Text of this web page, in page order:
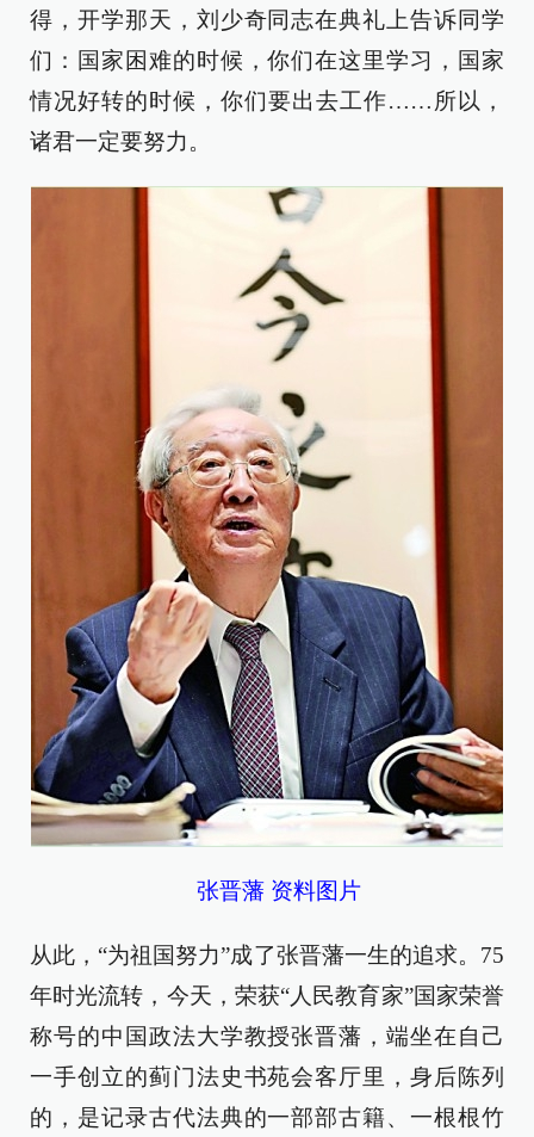
得，开学那天，刘少奇同志在典礼上告诉同学
们：国家困难的时候，你们在这里学习，国家
情况好转的时候，你们要出去工作……所以，
诸君一定要努力。
张晋藩 资料图片
从此，“为祖国努力”成了张晋藩一生的追求。75
年时光流转，今天，荣获“人民教育家”国家荣誉
称号的中国政法大学教授张晋藩，端坐在自己
一手创立的蓟门法史书苑会客厅里，身后陈列
的，是记录古代法典的一部部古籍、一根根竹